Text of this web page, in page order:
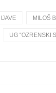
MILOŠ
UG “OZRENSKI